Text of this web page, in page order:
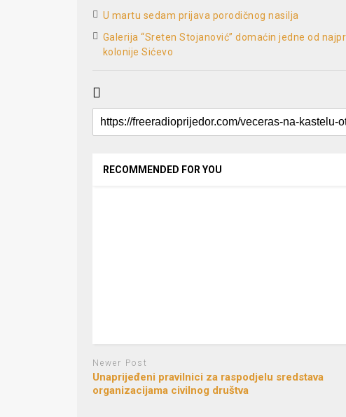
U martu sedam prijava porodičnog nasilja
Galerija “Sreten Stojanović” domaćin jedne od
kolonije Sićevo
RECOMMENDED FOR YOU
Newer Post
Unaprijeđeni pravilnici za raspodjelu sredstava
organizacijama civilnog društva